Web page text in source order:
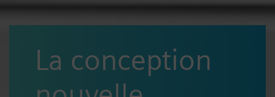
La conception